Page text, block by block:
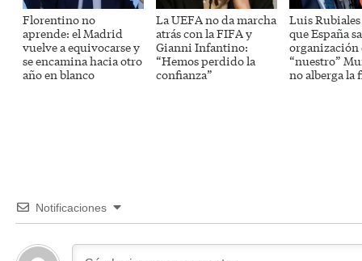
Florentino no
aprende: el Madrid
vuelve a equivocarse y
se encamina hacia otro
año en blanco
La UEFA no da marcha
atrás con la FIFA y
Gianni Infantino:
“Hemos perdido la
confianza”
Luis
que España
organización
“nuestro”
no alberga la
Notificaciones